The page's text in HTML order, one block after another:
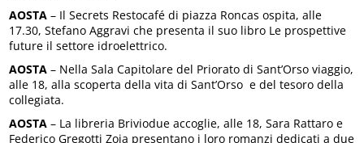
AOSTA – Il Secrets Restocafé di piazza Roncas ospita, alle
17.30, Stefano Aggravi che presenta il suo libro Le prospettive
future il settore idroelettrico.
AOSTA – Nella Sala Capitolare del Priorato di Sant’Orso viaggio,
alle 18, alla scoperta della vita di Sant’Orso e del tesoro della
collegiata.
AOSTA – La libreria Briviodue accoglie, alle 18, Sara Rattaro e
Federico Gregotti Zoja presentano i loro romanzi dedicati a due